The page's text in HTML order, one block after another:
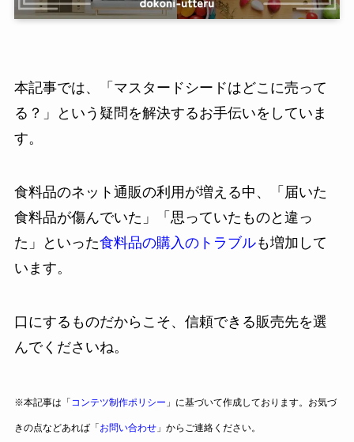
本記事では、「マスタードシードはどこに売って
る？」という疑問を解決するお手伝いをしていま
す。
食料品のネット通販の利用が増える中、「届いた
食料品が傷んでいた」「思っていたものと違っ
た」といった食料品の購入のトラブルも増加して
います。
口にするものだからこそ、信頼できる販売先を選
んでくださいね。
※本記事は「 コンテツ制作ポリシー 」に基づいて作成しております。お気づ
きの点などあれば「お問い合わせ」からご連絡ください。